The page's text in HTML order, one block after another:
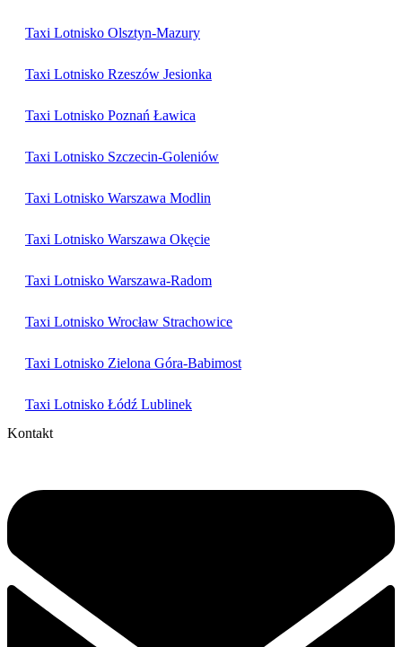
Taxi Lotnisko Olsztyn-Mazury
Taxi Lotnisko Rzeszów Jesionka
Taxi Lotnisko Poznań Ławica
Taxi Lotnisko Szczecin-Goleniów
Taxi Lotnisko Warszawa Modlin
Taxi Lotnisko Warszawa Okęcie
Taxi Lotnisko Warszawa-Radom
Taxi Lotnisko Wrocław Strachowice
Taxi Lotnisko Zielona Góra-Babimost
Taxi Lotnisko Łódź Lublinek
Kontakt